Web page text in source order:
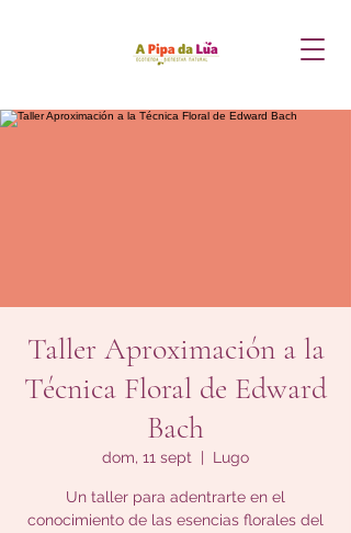
Taller Aproximación a la
Técnica Floral de Edward
Bach
dom, 11 sept
  |
Lugo
Un taller para adentrarte en el
conocimiento de las esencias florales del